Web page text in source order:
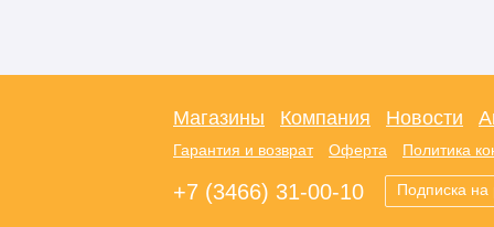
Магазины Компания Новости
Гарантия и возврат Оферта Политика
+7 (3466) 31-00-10 Подписка на